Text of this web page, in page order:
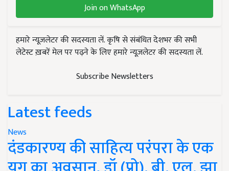
Join on WhatsApp
हमारे न्यूज़लेटर की सदस्यता लें. कृषि से संबंधित देशभर की सभी
लेटेस्ट ख़बरें मेल पर पढ़ने के लिए हमारे न्यूज़लेटर की सदस्यता लें.
Subscribe Newsletters
Latest feeds
News
दंडकारण्य की साहित्य परंपरा के एक